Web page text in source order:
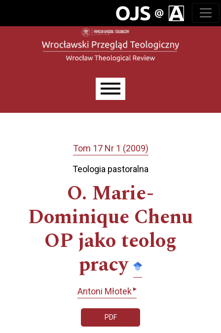
Tom 17 Nr 1 (2009)
Teologia pastoralna
O. Marie-
Dominique Chenu
OP jako teolog
pracy
Antoni Młotek ▸
PDF